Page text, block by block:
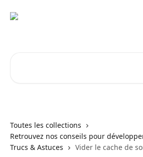
Toutes les collections
Retrouvez nos conseils pour
Trucs & Astuces
Vider le cache de